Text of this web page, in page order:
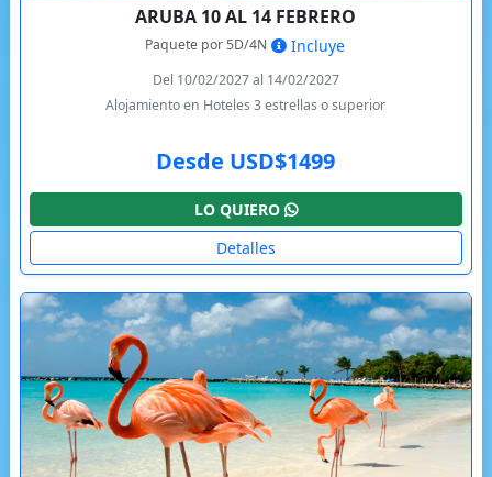
ARUBA 10 AL 14 FEBRERO
Paquete por 5D/4N Incluye
Del 10/02/2027 al 14/02/2027
Alojamiento en Hoteles 3 estrellas o superior
Desde USD$1499
LO QUIERO
Detalles